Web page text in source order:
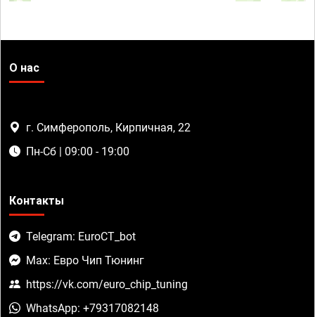
О нас
г. Симферополь, Кирпичная, 22
Пн-Сб | 09:00 - 19:00
Контакты
Telegram: EuroCT_bot
Max: Евро Чип Тюнинг
https://vk.com/euro_chip_tuning
WhatsApp: +79317082148